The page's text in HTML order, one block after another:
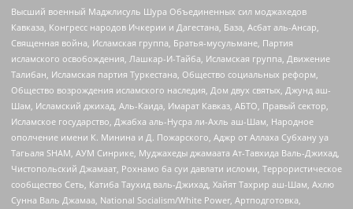
Высший военный Маджлисуль Шура Объединенных сил моджахедов
Кавказа, Конгресс народов Ичкерии и Дагестана, База, Асбат аль-Ансар,
Священная война, Исламская группа, Братья-мусульмане, Партия
исламского освобождения, Лашкар-И-Тайба, Исламская группа, Движение
Талибан, Исламская партия Туркестана, Общество социальных реформ,
Общество возрождения исламского наследия, Дом двух святых, Джунд аш-
Шам, Исламский джихад, Аль-Каида, Имарат Кавказ, АБТО, Правый сектор,
Исламское государство, Джабха аль-Нусра ли-Ахль аш-Шам, Народное
ополчение имени К. Минина и Д. Пожарского, Аджр от Аллаха Субхану уа
Тагьаля SHAM, АУМ Синрике, Муджахеды джамаата Ат-Тавхида Валь-Джихад,
Чистопольский Джамаат, Рохнамо ба суи давлати исломи, Террористическое
сообщество Сеть, Катиба Таухид валь-Джихад, Хайят Тахрир аш-Шам, Ахлю
Сунна Валь Джамаа, National Socialism/White Power, Артподготовка,